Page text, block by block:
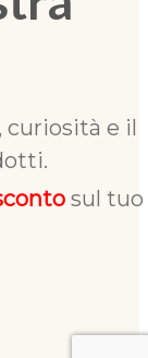
e il
sul tuo